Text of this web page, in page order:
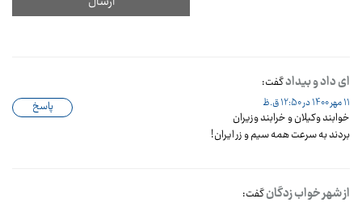
ای داد و بیدادگفت:
11 مهر 1400 در 12:50 ق.ظ
خوابند وکیلان و خرابند وزیران
بردند به سرعت همه سیم و زر ایران!
پاسخ
از شهر خواب زدگانگفت: